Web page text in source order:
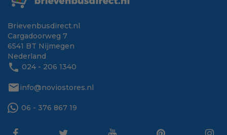
Brievenbusdirect.nl
Cargadoorweg 7
6541 BT Nijmegen
Nederland
phone 024 - 206 1340
mailinfo@noviostores.nl
06 - 376 867 19